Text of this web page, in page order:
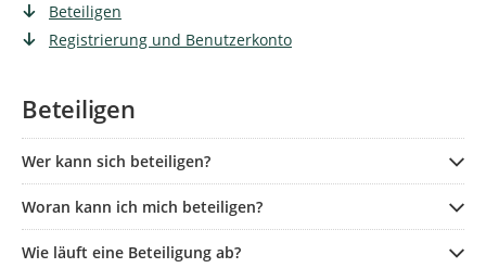
Beteiligen
Registrierung und Benutzerkonto
Beteiligen
Wer kann sich beteiligen?
Woran kann ich mich beteiligen?
Wie läuft eine Beteiligung ab?